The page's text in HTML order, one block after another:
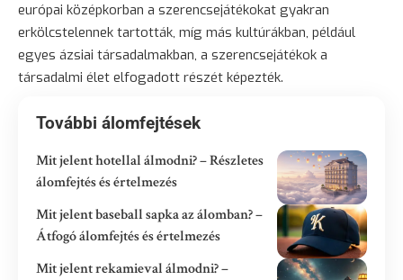
európai középkorban a szerencsejátékokat gyakran
erkölcstelennek tartották, míg más kultúrákban, például
egyes ázsiai társadalmakban, a szerencsejátékok a
társadalmi élet elfogadott részét képezték.
További álomfejtések
Mit jelent hotellal álmodni? – Részletes
álomfejtés és értelmezés
Mit jelent baseball sapka az álomban? –
Átfogó álomfejtés és értelmezés
Mit jelent rekamieval álmodni? –